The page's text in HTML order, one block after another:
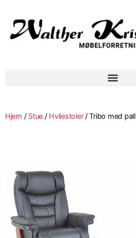
Hjem / Stue / Hvilestoler/ Tribo med pall